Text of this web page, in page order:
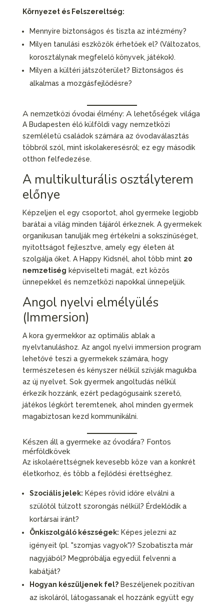
Környezet és Felszereltség:
Mennyire biztonságos és tiszta az intézmény?
Milyen tanulási eszközök érhetőek el? (Változatos,
korosztálynak megfelelő könyvek, játékok).
Milyen a kültéri játszóterület? Biztonságos és
alkalmas a mozgásfejlődésre?
A nemzetközi óvodai élmény: A lehetőségek világa
A Budapesten élő külföldi vagy nemzetközi
szemléletű családok számára az óvodaválasztás
többről szól, mint iskolakeresésről; ez egy második
otthon felfedezése.
A multikulturális osztályterem
előnye
Képzeljen el egy csoportot, ahol gyermeke legjobb
barátai a világ minden tájáról érkeznek. A gyermekek
organikusan tanulják meg értékelni a sokszínűséget,
nyitottságot fejlesztve, amely egy életen át
szolgálja őket. A Happy Kidsnél, ahol több mint 20
nemzetiség képviselteti magát, ezt közös
ünnepekkel és nemzetközi napokkal ünnepeljük.
Angol nyelvi elmélyülés
(Immersion)
A kora gyermekkor az optimális ablak a
nyelvtanuláshoz. Az angol nyelvi immersion program
lehetővé teszi a gyermekek számára, hogy
természetesen és kényszer nélkül szívják magukba
az új nyelvet. Sok gyermek angoltudás nélkül
érkezik hozzánk, ezért pedagógusaink szerető,
játékos légkört teremtenek, ahol minden gyermek
magabiztosan kezd kommunikálni.
Készen áll a gyermeke az óvodára? Fontos
mérföldkövek
Az iskolaérettségnek kevesebb köze van a konkrét
életkorhoz, és több a fejlődési érettséghez.
Szociális jelek: Képes rövid időre elválni a
szülőtől túlzott szorongás nélkül? Érdeklődik a
kortársai iránt?
Önkiszolgáló készségek: Képes jelezni az
igényeit (pl. "szomjas vagyok")? Szobatiszta már
nagyjából? Megpróbálja egyedül felvenni a
kabátját?
Hogyan készüljenek fel?Beszéljenek pozitívan
az iskoláról, látogassanak el hozzánk együtt egy